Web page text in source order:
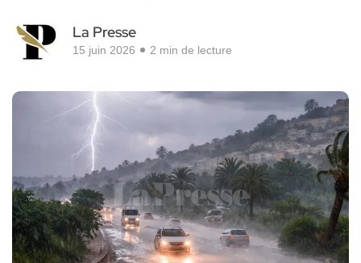
La Presse
15 juin 2026 2 min de lecture